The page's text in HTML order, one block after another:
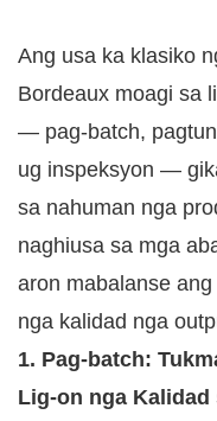
Ang usa ka klasiko
Bordeaux moagi sa
— pag-batch,
ug inspeksyon —
sa nahuman nga
naghiusa sa mga
aron mabalanse
nga kalidad nga
1. Pag-batch:
Lig-on nga Kalidad